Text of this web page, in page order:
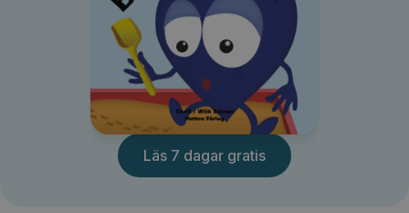
Läs 7 dagar gratis